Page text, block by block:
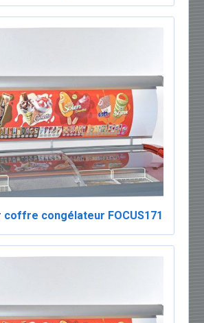
coffre congélateur FOCUS171